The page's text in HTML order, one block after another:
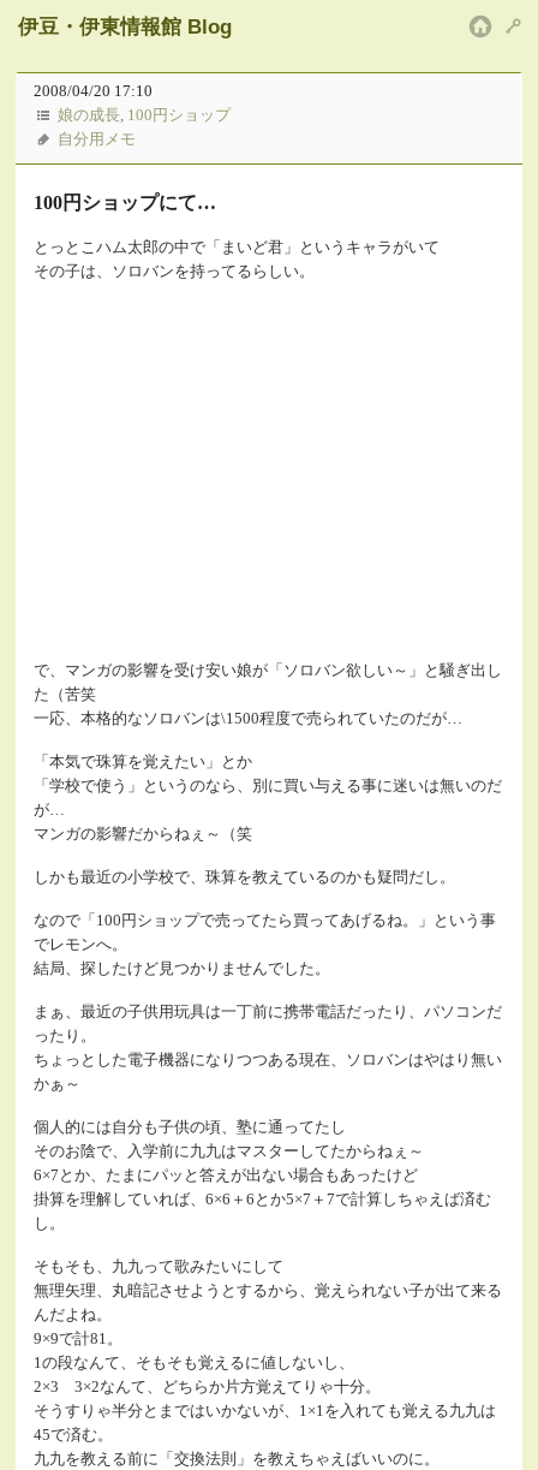
伊豆・伊東情報館 Blog
2008/04/20 17:10
娘の成長, 100円ショップ
自分用メモ
100円ショップにて…
とっとこハム太郎の中で「まいど君」というキャラがいて
その子は、ソロバンを持ってるらしい。
で、マンガの影響を受け安い娘が「ソロバン欲しい～」と騒ぎ出し
た（苦笑
一応、本格的なソロバンは\1500程度で売られていたのだが…
「本気で珠算を覚えたい」とか
「学校で使う」というのなら、別に買い与える事に迷いは無いのだ
が…
マンガの影響だからねぇ～（笑
しかも最近の小学校で、珠算を教えているのかも疑問だし。
なので「100円ショップで売ってたら買ってあげるね。」という事
でレモンへ。
結局、探したけど見つかりませんでした。
まぁ、最近の子供用玩具は一丁前に携帯電話だったり、パソコンだ
ったり。
ちょっとした電子機器になりつつある現在、ソロバンはやはり無い
かぁ～
個人的には自分も子供の頃、塾に通ってたし
そのお陰で、入学前に九九はマスターしてたからねぇ～
6×7とか、たまにパッと答えが出ない場合もあったけど
掛算を理解していれば、6×6＋6とか5×7＋7で計算しちゃえば済む
し。
そもそも、九九って歌みたいにして
無理矢理、丸暗記させようとするから、覚えられない子が出て来る
んだよね。
9×9で計81。
1の段なんて、そもそも覚えるに値しないし、
2×3 3×2なんて、どちらか片方覚えてりゃ十分。
そうすりゃ半分とまではいかないが、1×1を入れても覚える九九は
45で済む。
九九を教える前に「交換法則」を教えちゃえばいいのに。